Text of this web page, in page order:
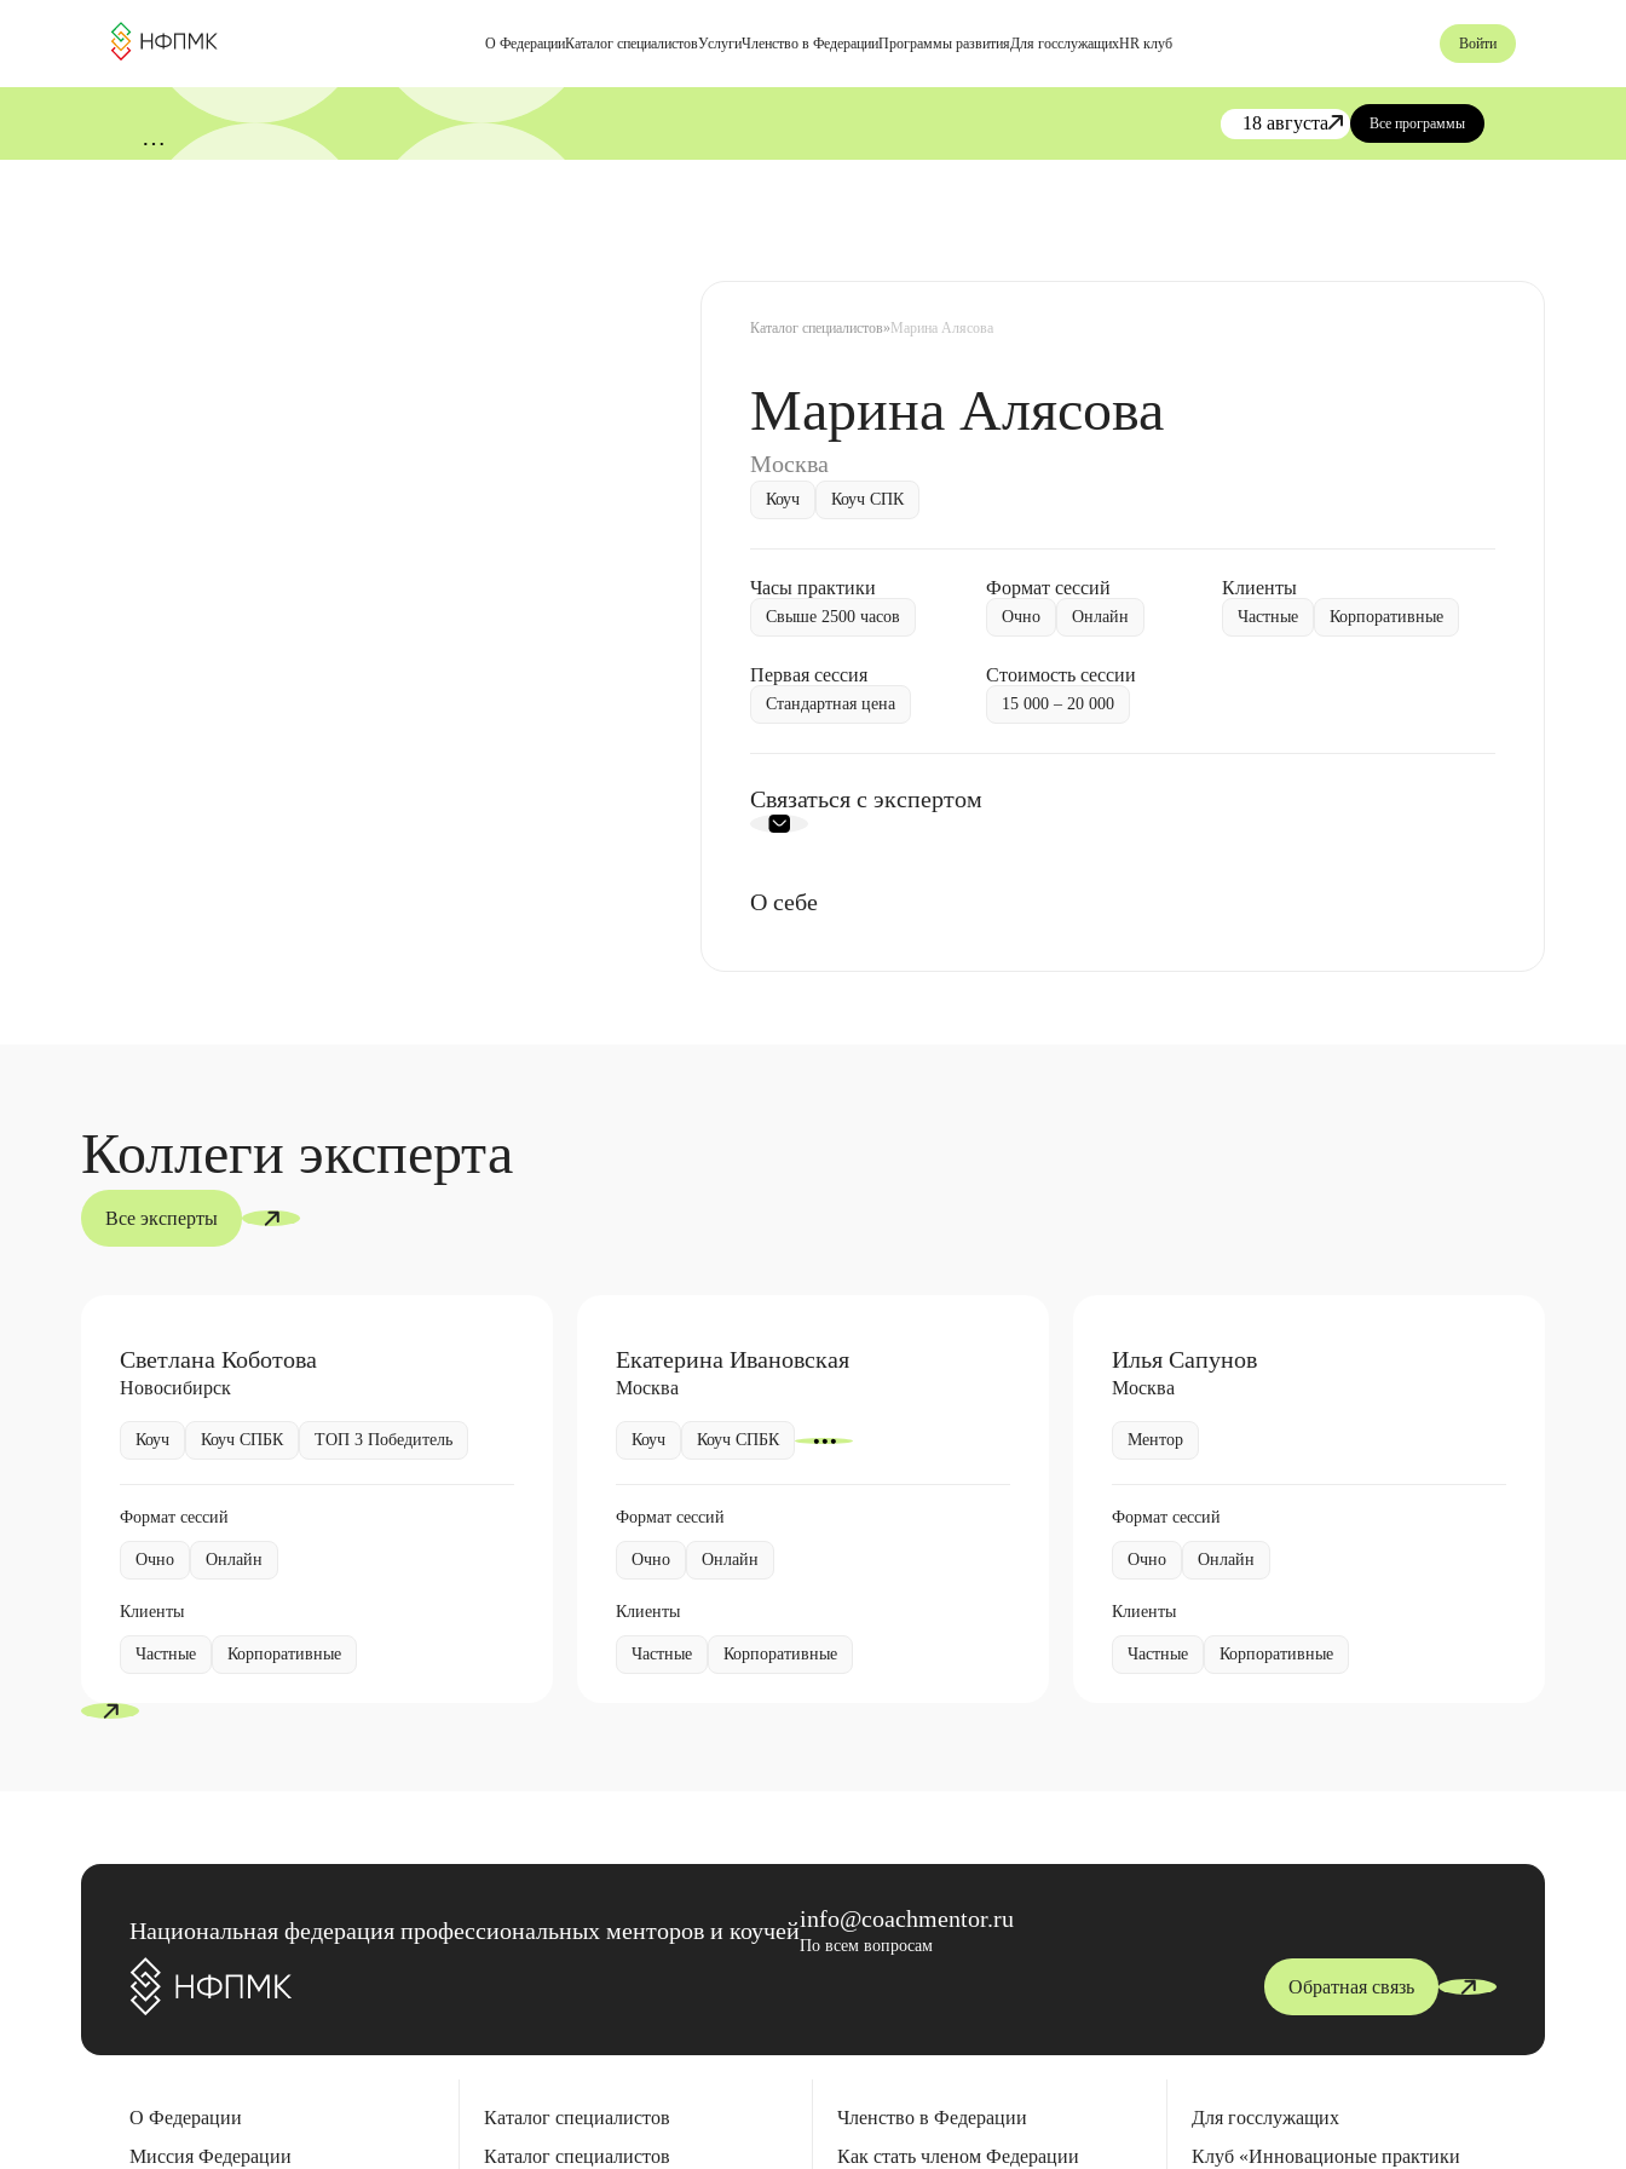
О ФедерацииКаталог cпециалистовУслугиЧленство в ФедерацииПрограммы развитияДля госслужащихHR клуб Войти
18 августа Все программы
Каталог специалистов»Марина Алясова
Марина Алясова
Москва
Коуч Коуч СПК
Часы практики
Свыше 2500 часов
Формат сессий
Очно Онлайн
Клиенты
Частные Корпоративные
Первая сессия
Стандартная цена
Стоимость сессии
15 000 – 20 000
Связаться с экспертом
О себе
Коллеги эксперта
Все эксперты
Светлана Коботова
Новосибирск
Коуч Коуч СПБК ТОП 3 Победитель
Формат сессий
Очно Онлайн
Клиенты
Частные Корпоративные
Екатерина Ивановская
Москва
Коуч Коуч СПБК
Формат сессий
Очно Онлайн
Клиенты
Частные Корпоративные
Илья Сапунов
Москва
Ментор
Формат сессий
Очно Онлайн
Клиенты
Частные Корпоративные
Национальная федерация профессиональных менторов и коучейinfo@coachmentor.ru
По всем вопросам
Обратная связь
О Федерации
Миссия Федерации
Каталог специалистов
Каталог специалистов
Членство в Федерации
Как стать членом Федерации
Для госслужащих
Клуб «Инновационые практики